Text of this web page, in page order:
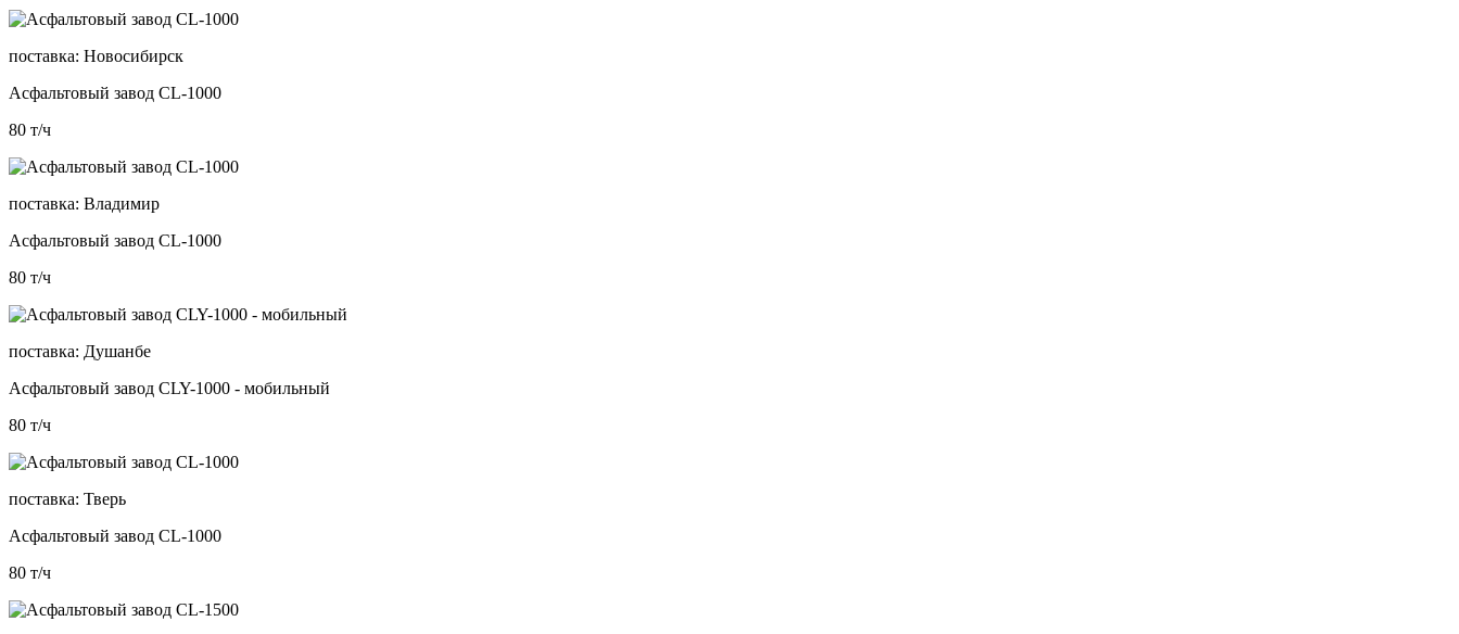
поставка: Новосибирск
Асфальтовый завод CL-1000
80 т/ч
поставка: Владимир
Асфальтовый завод CL-1000
80 т/ч
поставка: Душанбе
Асфальтовый завод CLY-1000 - мобильный
80 т/ч
поставка: Тверь
Асфальтовый завод CL-1000
80 т/ч